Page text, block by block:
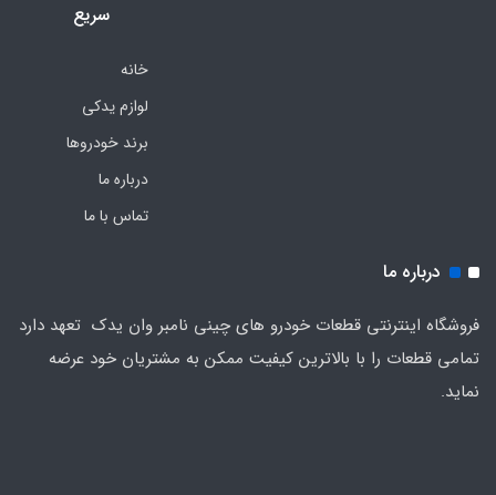
سریع
خانه
لوازم یدکی
برند خودروها
درباره ما
تماس با ما
درباره ما
فروشگاه اینترنتی قطعات خودرو های چینی نامبر وان یدک تعهد دارد
تمامی قطعات را با بالاترین کیفیت ممکن به مشتریان خود عرضه
نماید.